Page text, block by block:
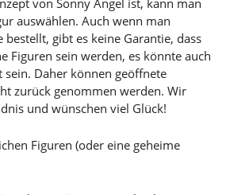
auswählen. Auch wenn man
bestellt, gibt es keine Garantie, dass
Figuren sein werden, es könnte auch
sein. Daher können geöffnete
zurück genommen werden. Wir
und wünschen viel Glück!
Figuren (oder eine geheime